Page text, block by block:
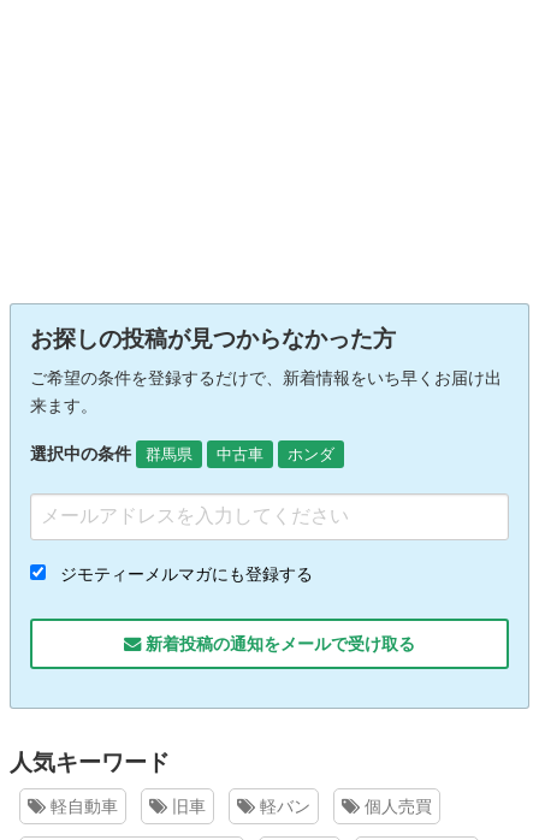
お探しの投稿が見つからなかった方
ご希望の条件を登録するだけで、新着情報をいち早くお届け出
来ます。
選択中の条件 群馬県 中古車 ホンダ
ジモティーメルマガにも登録する
新着投稿の通知をメールで受け取る
人気キーワード
軽自動車 旧車 軽バン 個人売買